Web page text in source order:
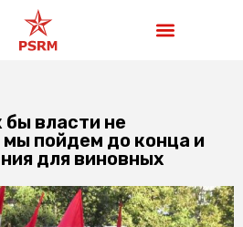
власти не
пойдем до конца и
для виновных